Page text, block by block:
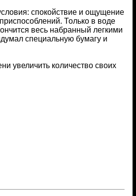
спокойствие и ощущение
Только в воде
весь набранный легкими
специальную бумагу и
увеличить количество своих